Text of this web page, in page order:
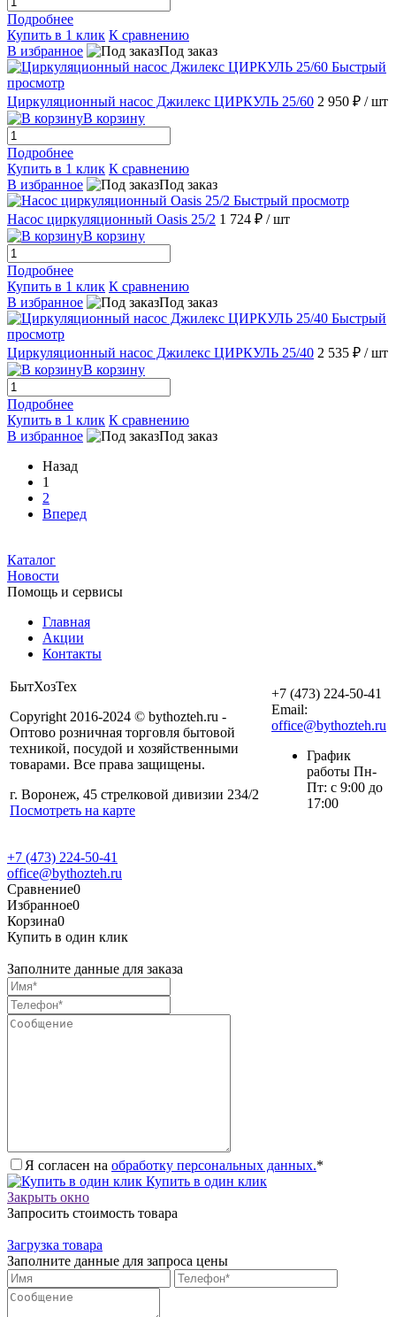
Подробнее
Купить в 1 клик К сравнению
В избранное
Под заказ
Быстрый
просмотр
Циркуляционный насос Джилекс ЦИРКУЛЬ 25/60 2 950 ₽ / шт
В корзину
Подробнее
Купить в 1 клик К сравнению
В избранное
Под заказ
Быстрый просмотр
Насос циркуляционный Oasis 25/2 1 724 ₽ / шт
В корзину
Подробнее
Купить в 1 клик К сравнению
В избранное
Под заказ
Быстрый
просмотр
Циркуляционный насос Джилекс ЦИРКУЛЬ 25/40 2 535 ₽ / шт
В корзину
Подробнее
Купить в 1 клик К сравнению
В избранное
Под заказ
Назад
1
2
Вперед
Каталог
Новости
Помощь и сервисы
Главная
Акции
Контакты
БытХозТех
Copyright 2016-2024 © bythozteh.ru -
Оптово розничная торговля бытовой
техникой, посудой и хозяйственными
товарами. Все права защищены.
г. Воронеж, 45 стрелковой дивизии 234/2
Посмотреть на карте
+7 (473) 224-50-41
Email:
office@bythozteh.ru
График
работы Пн-
Пт: с 9:00 до
17:00
+7 (473) 224-50-41
office@bythozteh.ru
Сравнение0
Избранное0
Корзина0
Купить в один клик
Заполните данные для заказа
Я согласен на обработку персональных данных.*
Купить в один клик
Закрыть окно
Запросить стоимость товара
Загрузка товара
Заполните данные для запроса цены